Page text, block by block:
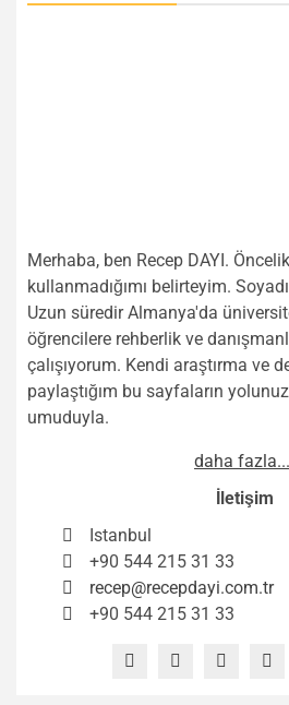
Merhaba, ben Recep DAYI.
kullanmadığımı belirteyim.
Uzun süredir Almanya'da
öğrencilere rehberlik ve
çalışıyorum. Kendi araştırma ve
paylaştığım bu sayfaların
umuduyla.
daha
İletişim
Istanbul
+90 544 215 31 33
recep@recepdayi.com.tr
+90 544 215 31 33